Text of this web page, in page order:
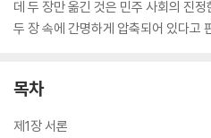
데 두 장만 옮긴 것은 민주 사회의 진
두 장 속에 간명하게 압축되어 있다고
목차
제1장 서론